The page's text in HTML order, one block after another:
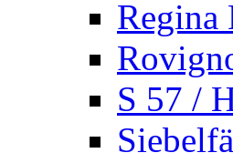
Regina
S 57 /